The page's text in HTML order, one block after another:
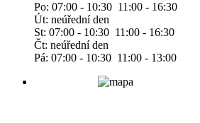
Po: 07:00 - 10:30 11:00 - 16:30
Út: neúřední den
St: 07:00 - 10:30 11:00 - 16:30
Čt: neúřední den
Pá: 07:00 - 10:30 11:00 - 13:00